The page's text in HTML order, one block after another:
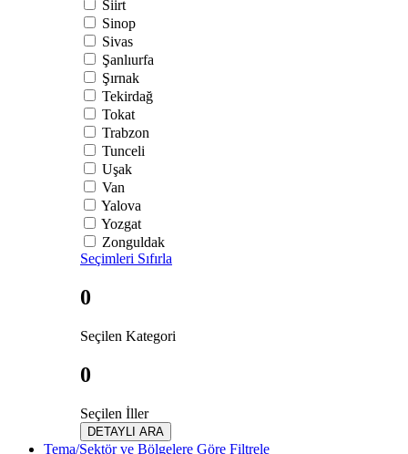
Siirt
Sinop
Sivas
Şanlıurfa
Şırnak
Tekirdağ
Tokat
Trabzon
Tunceli
Uşak
Van
Yalova
Yozgat
Zonguldak
Seçimleri Sıfırla
0
Seçilen Kategori
0
Seçilen İller
DETAYLI ARA
Tema/Sektör ve Bölgelere Göre Filtrele